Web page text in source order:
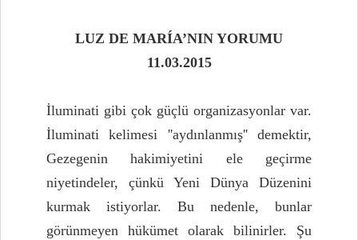
LUZ DE MARÍA’NIN YORUMU
11.03.2015
İluminati gibi çok güçlü organizasyonlar var.
İluminati kelimesi ''aydınlanmış'' demektir,
Gezegenin hakimiyetini ele geçirme
niyetindeler, çünkü Yeni Dünya Düzenini
kurmak istiyorlar. Bu nedenle, bunlar
görünmeyen hükümet olarak bilinirler. Şu